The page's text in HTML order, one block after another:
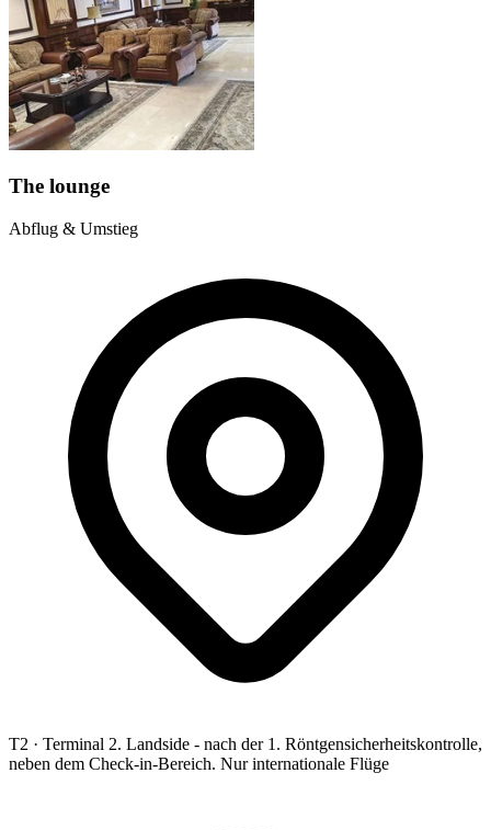
The lounge
Abflug & Umstieg
T2 · Terminal 2. Landside - nach der 1. Röntgensicherheitskontrolle,
neben dem Check-in-Bereich. Nur internationale Flüge